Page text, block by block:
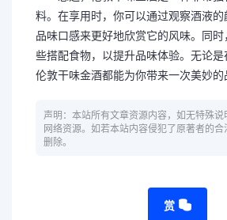
料。在享用时，你可以通过观察酒液的
品味口感来更好地欣赏它的风味。同
些搭配食物，以提升品味体验。无论是
伦敦干味金酒都能为你带来一次美妙的
声明：本站所有文章资源内容，如无特殊
网络资源。如若本站内容侵犯了原著者的
删除。
赏